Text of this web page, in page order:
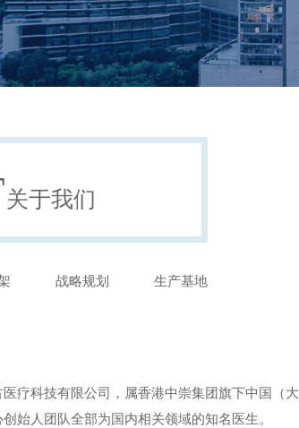
关于我们
疗科技有限公司，属香港中崇集团旗下中国（大
始人团队全部为国内相关领域的知名医生。
战略规划 生产基地